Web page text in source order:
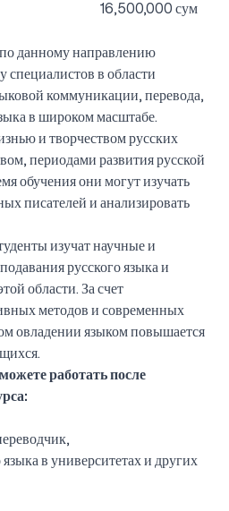
16,500,000 сум
данному направлению
специалистов в области
коммуникации, перевода,
в широком масштабе.
и творчеством русских
периодами развития русской
обучения они могут изучать
писателей и анализировать
изучат научные и
русского языка и
области. За счет
методов и современных
овладении языком повышается
работать после
в университетах и ​​других